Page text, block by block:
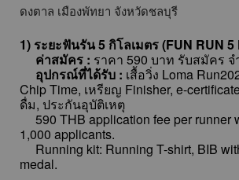
ดงตาล เมืองพัทยา จังหวัดชลบุรี
1) ระยะฟันรัน 5 กิโลเมตร (FUN RUN 5
ค่าสมัคร : ราคา 590 บาท รับสมัคร
อุปกรณ์ที่ได้รับ : เสื้อวิ่ง Loma
Chip Time, เหรียญ Finisher, e-
ดื่ม, ประกันอุบัติเหตุ
590 THB application fee per runner
1,000 applicants.
Running kit: Running T-shirt, BIB
medal.